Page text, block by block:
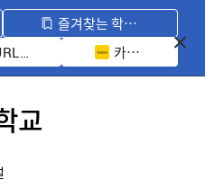
즐겨찾는 학교 모아보기
복사 카카오톡 공유
교